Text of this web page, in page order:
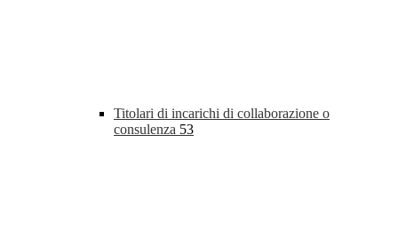
Titolari di incarichi di collaborazione o
consulenza 53